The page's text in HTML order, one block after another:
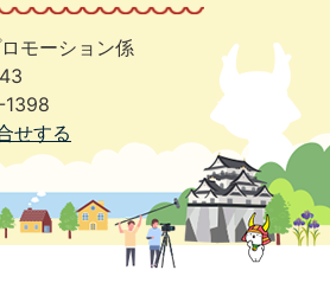
モーション係
1398
せする